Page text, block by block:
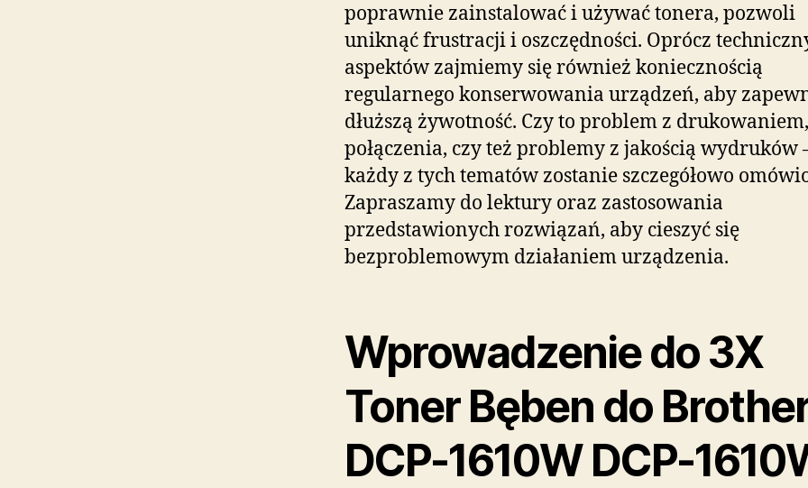
poprawnie zainstalować i używać tonera, pozwoli
uniknąć frustracji i oszczędności. Oprócz
aspektów zajmiemy się również koniecznością
regularnego konserwowania urządzeń, aby
dłuższą żywotność. Czy to problem z
połączenia, czy też problemy z jakością wydruków
każdy z tych tematów zostanie szczegółowo
Zapraszamy do lektury oraz zastosowania
przedstawionych rozwiązań, aby cieszyć się
bezproblemowym działaniem urządzenia.
Wprowadzenie do 3X
Toner Bęben do
DCP-1610W DCP-